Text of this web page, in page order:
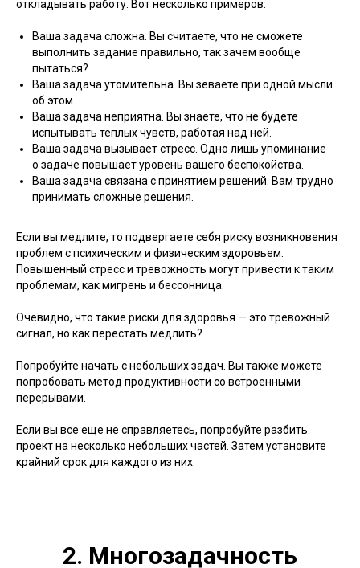
откладывать работу. Вот несколько примеров:
Ваша задача сложна. Вы считаете, что не сможете
выполнить задание правильно, так зачем вообще
пытаться?
Ваша задача утомительна. Вы зеваете при одной мысли
об этом.
Ваша задача неприятна. Вы знаете, что не будете
испытывать теплых чувств, работая над ней.
Ваша задача вызывает стресс. Одно лишь упоминание
о задаче повышает уровень вашего беспокойства.
Ваша задача связана с принятием решений. Вам трудно
принимать сложные решения.
Если вы медлите, то подвергаете себя риску возникновения
проблем с психическим и физическим здоровьем.
Повышенный стресс и тревожность могут привести к таким
проблемам, как мигрень и бессонница.
Очевидно, что такие риски для здоровья — это тревожный
сигнал, но как перестать медлить?
Попробуйте начать с небольших задач. Вы также можете
попробовать метод продуктивности со встроенными
перерывами.
Если вы все еще не справляетесь, попробуйте разбить
проект на несколько небольших частей. Затем установите
крайний срок для каждого из них.
2. Многозадачность